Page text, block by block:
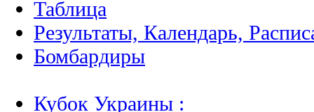
Таблица
Результаты, Календарь,
Бомбардиры
Кубок Украины :